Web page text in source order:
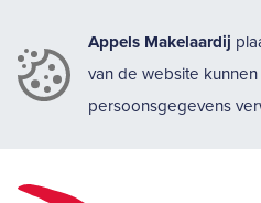
Appels Makelaardij
van de website
persoonsgegevens